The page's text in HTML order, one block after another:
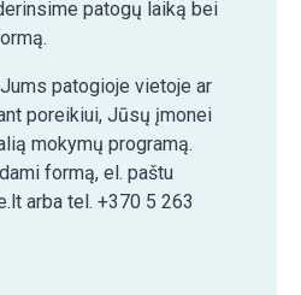
patogų laiką bei
patogioje vietoje ar
poreikiui, Jūsų įmonei
mokymų programą.
formą, el. paštu
arba tel. +370 5 263